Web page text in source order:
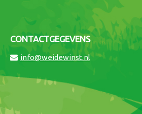
CONTACTGEGEVENS
info@weidewinst.nl